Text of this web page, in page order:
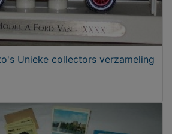
Unieke collectors verzameling